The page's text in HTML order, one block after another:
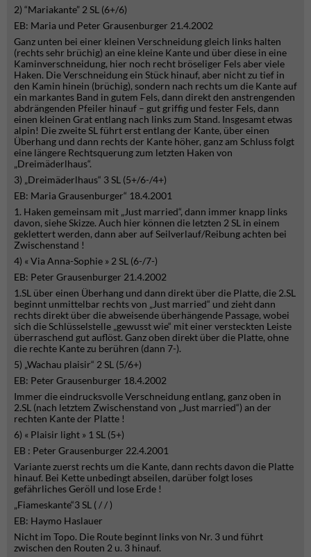
2) “Mariakante” 2 SL (6+/6)
EB: Maria und Peter Grausenburger 21.4.2002
Ganz unten bei einer kleinen Verschneidung gleich links halten
(rechts sehr brüchig) an eine kleine Kante und über diese in eine
Kaminverschneidung, hier noch recht bröseliger Fels aber viele
Haken. Die Verschneidung ein Stück hinauf, aber nicht zu tief in
den Kamin hinein (brüchig), sondern nach rechts um die Kante auf
ein markantes Band in gutem Fels, dann direkt den anstrengenden
abdrängenden Pfeiler hinauf – gut griffig und fester Fels, dann
einen kleinen Grat entlang nach links zum Stand. Insgesamt etwas
alpin! Die zweite SL führt erst entlang der Kante, über einen
Überhang und dann rechts der Kante höher, ganz am Schluss folgt
eine längere Rechtsquerung zum letzten Haken von
„Dreimäderlhaus“.
3) „Dreimäderlhaus“ 3 SL (5+/6-/4+)
EB: Maria Grausenburger“ 18.4.2001
1. Haken gemeinsam mit „Just married“, dann immer knapp links
davon, siehe Skizze. Auch hier können die letzten 2 SL in einem
geklettert werden, dann aber auf Seilverlauf/Reibung achten bei
Zwischenstand !
4) « Via Anna-Sophie » 2 SL (6-/7-)
EB: Peter Grausenburger 21.4.2002
1.SL über einen Überhang und dann direkt über die Platte, die 2.SL
beginnt unmittelbar rechts von „Just married“ und zieht dann
rechts direkt über die abweisende überhängende Passage, wobei
sich die Schlüsselstelle „gewusst wie“ mit einer versteckten Leiste
überraschend gut auflöst. Ganz oben direkt über die Platte, ohne
die rechte Kante zu berühren (dann 7-).
5) „Wachau plaisir“ 2 SL (5/6+)
EB: Peter Grausenburger 18.4.2002
Immer die eindrucksvolle Verschneidung entlang, ganz oben in
2.SL (nach letztem Zwischenstand von „Just married“) an der
rechten Kante der Platte !
6) « Plaisir light » 1 SL (5+)
EB : Peter Grausenburger 22.4.2001
Variante zuerst rechts um die Kante, dann rechts davon die Platte
hinauf. Bei Kette unbedingt abseilen, darüber folgt loses
gefährliches Geröll und lose Erde !
„Fiameskante“3 SL ( / / )
EB: Haymo Haslauer
Nicht im Topo. Die Route beginnt links von Nr. 3 und führt
zwischen den Routen 2 u. 3 hinauf.